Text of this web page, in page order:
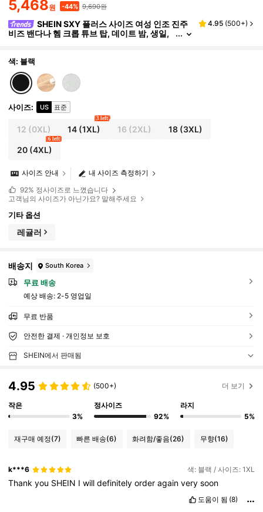
5,468원 -44% 9,690원
SHEIN SXY 플러스 사이즈 여성 인조 진주
비즈 밴다나 헴 크롭 튜브 탑, 데이트 밤, 생일,
이게 해줍니다
4.95 (500+)
색: 블랙
사이즈: US 표준
12 (0XL) 14 (1XL)
3 left
16 (2XL) 18(3XL)
20(4XL)
6 left
내 사이즈 측정하기
사이즈 안내
92% 정사이즈로 느꼈습니다
고객님의 사이즈가 아닌가요? 말해주세요
기타 옵션
레귤러
배송지 South Korea
무료 배송
예상 배송: 2-5 영업일
무료 반품
안전한 결제 · 개인정보 보호
SHEIN에서 판매됨
4.95 (500+) 더 보기
작은
3%
정사이즈
92%
라지
5%
재구매 예정(7) 빠른 배송(6) 화려함/좋음(26) 무향(16)
k***6 색: 블랙 / 사이즈: 1XL
Thankyou SHEIN Iwilldefinitelyorderagainverysoon
도움이 됨 (8)